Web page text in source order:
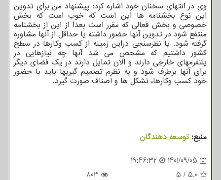
وی در انتهای سخنان خود اشاره کرد: پیشنهاد من برای تدوین
این نوع بخشنامه ها این است که خوب است که بخش
خصوصی و بخش فعالی که مقرر است بعدا از این از بخشنامه
منتفع شود در تدوین آنها حضور داشته یا حداقل از آنها مشاوره
گرفته شود. یا نظرسنجی دراین زمینه از کسب وکارها در سطح
کشور داشتیم که مشخص می شد آنها چه نیازهایی در
پلتفرمهای خارجی دارند و الان تمایل دارند در یک فضای دیگر
برای آنها برطرف شود و به نظرم تصمیم گیریها باید با حضور
خود کسب وکارها، تشکل ها و اصناف صورت گیرد.
منبع: توسعه دهندگان
1401/09/05
19:46:32
5.0
/
5
803